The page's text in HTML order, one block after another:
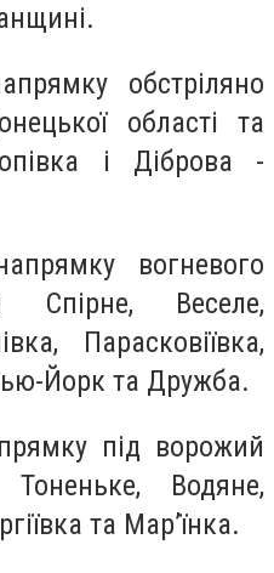
обстріляно
області та
і Діброва -
вогневого
Спірне, Веселе,
Парасковіївка,
Йорк та Дружба.
під ворожий
Водяне,
та Мар’їнка.